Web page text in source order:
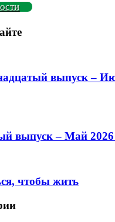
выпуск –
выпуск – Май
чтобы жить